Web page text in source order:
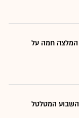
המלצה חמה על
השבוע המטלטל